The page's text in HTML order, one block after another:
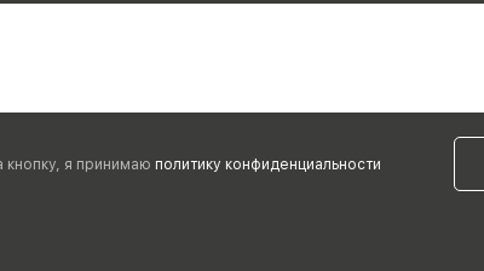
кнопку, я принимаю политику конфиденциальности